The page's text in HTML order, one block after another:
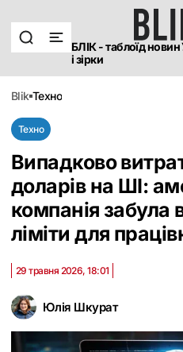
БЛІК - таблоїд
і зірки
blik техно
Техно
Випадково
доларів на ШІ:
компанія забула
ліміти для
Юлія Шкурат
29 травня 2026, 18:01